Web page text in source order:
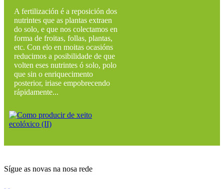
A fertilización é a reposición dos
nutrintes que as plantas extraen
do solo, e que nos colectamos en
forma de froitas, follas, plantas,
etc. Con elo en moitas ocasións
reducimos a posibilidade de que
volten eses nutrintes ó solo, polo
que sin o enriquecimento
posterior, iriase empobrecendo
rápidamente...
Sígue as novas na nosa rede